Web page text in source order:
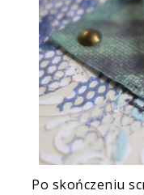
Po skończeniu